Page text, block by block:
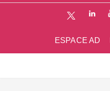
ESPACE AD